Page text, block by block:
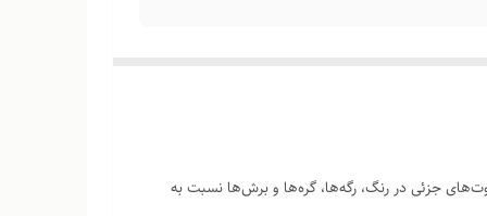
جزئی در رنگ، رگه‌ها، گره‌ها و برش‌ها نسبت به